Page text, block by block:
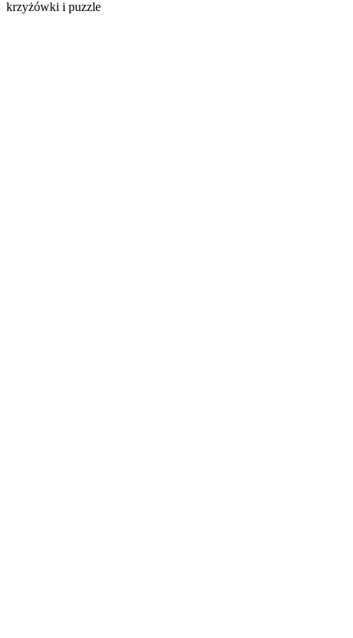
krzyżówki i puzzle